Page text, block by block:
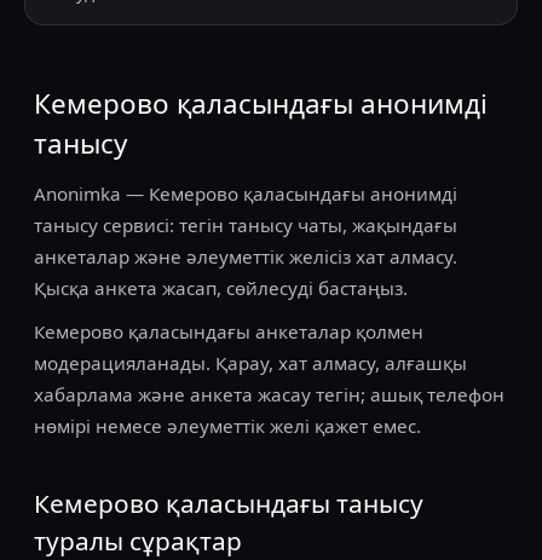
Кемерово қаласындағы анонимді
танысу
Anonimka — Кемерово қаласындағы анонимді
танысу сервисі: тегін танысу чаты, жақындағы
анкеталар және әлеуметтік желісіз хат алмасу.
Қысқа анкета жасап, сөйлесуді бастаңыз.
Кемерово қаласындағы анкеталар қолмен
модерацияланады. Қарау, хат алмасу, алғашқы
хабарлама және анкета жасау тегін; ашық телефон
нөмірі немесе әлеуметтік желі қажет емес.
Кемерово қаласындағы танысу
туралы сұрақтар